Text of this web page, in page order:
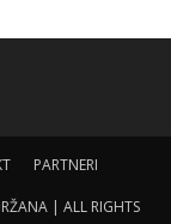
PARTNERI
| ALL RIGHTS